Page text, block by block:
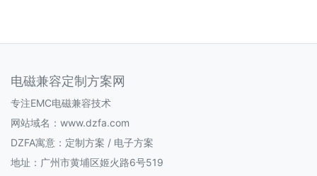
电磁兼容定制方案网
专注EMC电磁兼容技术
网站域名：www.dzfa.com
DZFA寓意：定制方案 / 电子方案
地址：广州市黄埔区姬火路6号519